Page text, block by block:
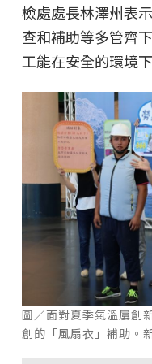
檢處處長林澤州表
查和補助等多管齊
工能在安全的環境
圖／面對夏季氣溫屢創
創的「風扇衣」補助。